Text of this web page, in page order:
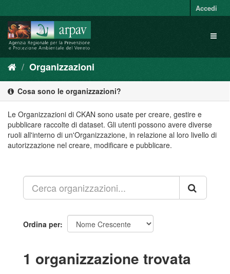
al
contenuto
Accedi
Organizzazioni
Cosa sono le organizzazioni?
Le Organizzazioni di CKAN sono usate per creare, gestire e
pubblicare raccolte di dataset. Gli utenti possono avere diverse
ruoli all'interno di un'Organizzazione, in relazione al loro livello di
autorizzazione nel creare, modificare e pubblicare.
Ordina per
1 organizzazione trovata